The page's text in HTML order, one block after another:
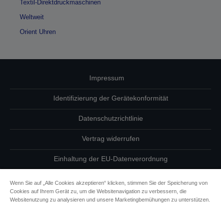
Textil-Direktdruckmaschinen
Weltweit
Orient Uhren
Impressum
Identifizierung der Gerätekonformität
Datenschutzrichtlinie
Vertrag widerrufen
Einhaltung der EU-Datenverordnung
Informationen zu Cookies
Wenn Sie auf „Alle Cookies akzeptieren“ klicken, stimmen Sie der Speicherung von
Cookies auf Ihrem Gerät zu, um die Websitenavigation zu verbessern, die
Websitenutzung zu analysieren und unsere Marketingbemühungen zu unterstützen.